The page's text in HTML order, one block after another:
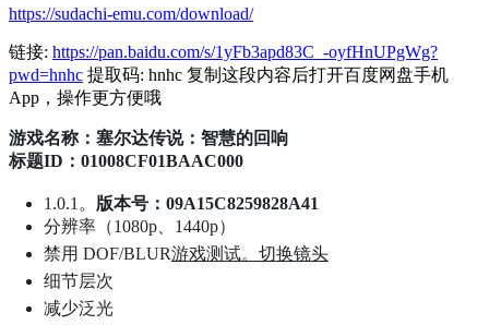
https://sudachi-emu.com/download/
链接: https://pan.baidu.com/s/1yFb3apd83C_-oyfHnUPgWg?
pwd=hnhc 提取码: hnhc 复制这段内容后打开百度网盘手机
App，操作更方便哦
游戏名称：塞尔达传说：智慧的回响
标题ID：01008CF01BAAC000
1.0.1。 版本号：09A15C8259828A41
分辨率（1080p、1440p）
禁用 DOF/BLUR游戏测试。切换镜头
细节层次
减少泛光